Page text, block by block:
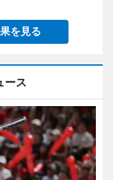
を見る
ース